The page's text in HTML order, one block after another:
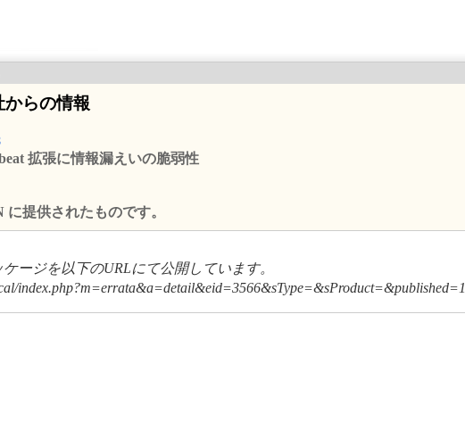
からの情報
拡張に情報漏えいの脆弱性
提供されたものです。
ージを以下のURLにて公開しています。
index.php?m=errata&a=detail&eid=3566&sType=&sProduct=&published=1